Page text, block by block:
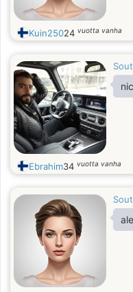
Kuin25024 vuotta vanha
Ebrahim34 vuotta vanha